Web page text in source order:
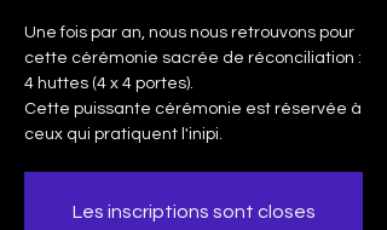
Une fois par an, nous nous retrouvons pour
cette cérémonie sacrée de réconciliation :
4 huttes (4 x 4 portes).
Cette puissante cérémonie est réservée à
ceux qui pratiquent l'inipi.
Les inscriptions sont closes